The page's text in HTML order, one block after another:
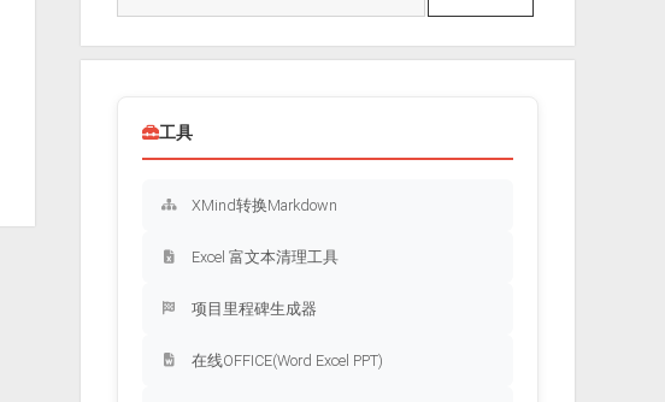
工具
XMind转换Markdown
Excel 富文本清理工具
项目里程碑生成器
在线OFFICE(Word Excel PPT)